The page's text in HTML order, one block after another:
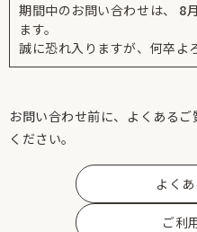
期間中のお問い合わせは、 8
ます。
誠に恐れ入りますが、何卒よ
お問い合わせ前に、よくある
ください。
よく
ご利